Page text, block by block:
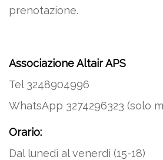
prenotazione.
Associazione Altair APS
Tel 3248904996
WhatsApp 3274296323 (solo
Orario:
Dal lunedì al venerdì (15-18)